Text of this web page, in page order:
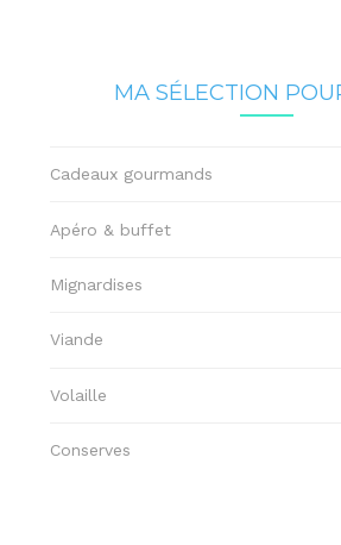
MA SÉLECTION
Cadeaux gourmands
Apéro & buffet
Mignardises
Viande
Volaille
Conserves